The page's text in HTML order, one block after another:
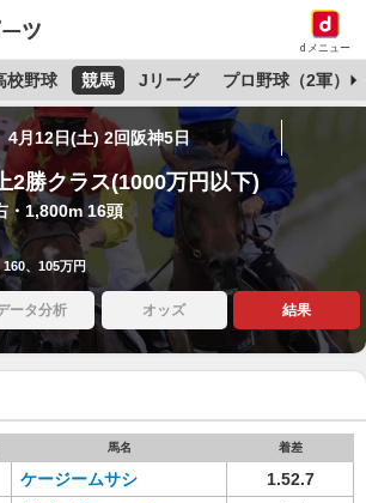
dメニュー
校野球 競馬 Jリーグ プロ野球（2軍）
4月12日(土) 2回阪神5日
2勝クラス(1000万円以下)
・1,800m 16頭
、105万円
ータ分析 オッズ 結果
馬名 着差
ケージームサシ
1.52.7